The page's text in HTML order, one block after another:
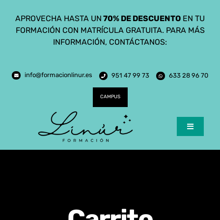
contenido
APROVECHA HASTA UN 70% DE DESCUENTO EN TU
FORMACIÓN CON MATRÍCULA GRATUITA. PARA MÁS
INFORMACIÓN, CONTÁCTANOS:
info@formacionlinur.es 951 47 99 73 633 28 96 70
CAMPUS
Toggle
Inicio